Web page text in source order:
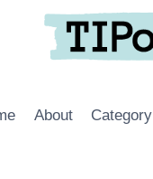
About Category